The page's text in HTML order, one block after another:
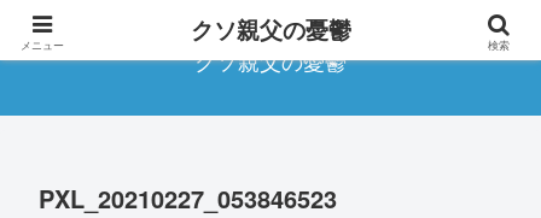
クソ親父の憂鬱
PXL_20210227_053846523
メニュー クソ親父の憂鬱 検索